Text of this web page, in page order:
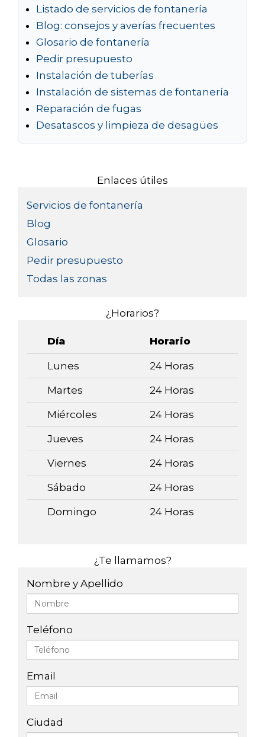
Listado de servicios de fontanería
Blog: consejos y averías frecuentes
Glosario de fontanería
Pedir presupuesto
Instalación de tuberías
Instalación de sistemas de fontanería
Reparación de fugas
Desatascos y limpieza de desagües
Enlaces útiles
Servicios de fontanería
Blog
Glosario
Pedir presupuesto
Todas las zonas
¿Horarios?
Día Horario
Lunes 24 Horas
Martes 24 Horas
Miércoles 24 Horas
Jueves 24 Horas
Viernes 24 Horas
Sábado 24 Horas
Domingo 24 Horas
¿Te llamamos?
Nombre y Apellido
Teléfono
Email
Ciudad